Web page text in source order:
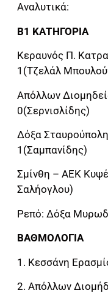
Αναλυτικά:
Β1 ΚΑΤΗΓΟΡΙΑ
Κεραυνός Π.
1(Τζελάλ
Απόλλων
0(Σερνισλίδης)
Δόξα
1(Σαμπανίδης)
Σμίνθη – ΑΕΚ
Σαλήογλου)
Ρεπό: Δόξα
ΒΑΘΜΟΛΟΓΙΑ
1. Κεσσάνη
2. Απόλλων